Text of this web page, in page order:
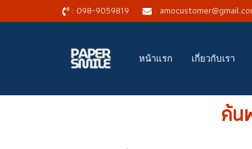
: 098-9059819 :
หน้าแรก เกี่ยวกับเรา
ค้น